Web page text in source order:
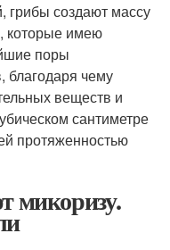
грибы создают массу
которые имею
поры
благодаря чему
веществ и
сантиметре
протяженностью
микоризу.